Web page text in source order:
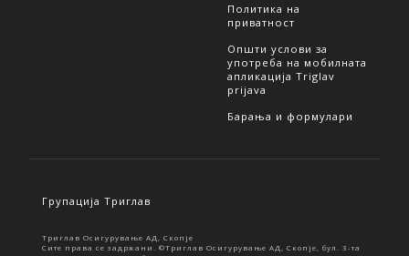
Политика на
приватност
Општи услови за
употреба на мобилната
апликација Triglav
prijava
Барања и формулари
Групација Триглав
Триглав Осигурување АД, Скопје
Сите права се задржани. ©Триглав Осигурување АД, Скопје, бул. 3-та